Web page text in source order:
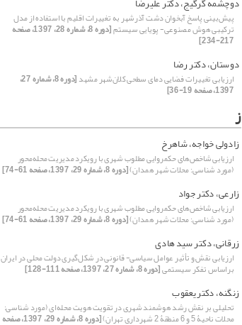
پیش‌بینی پاسخ آبخوان دشت آذرشهر به تغییرات اقلیم با استفاده از مدل
ترکیبی هوش مصنوعی- پویایی سیستم [دوره 8، شماره 28، 1397، صفحه
217-234]
دوستان، دکتر رضا
ارزیابی تغییرات فضایی دمای سطحی کلان‌شهر مشهد [دوره 8، شماره 27،
1397، صفحه 19-36]
ز
زادولی خواجه، شاهرخ
ارزیابی شاخص‌‌‌های حکمروایی مطلوب شهری با رویکرد مدیریت محله‌‌محور
(مورد شناسی: محلات شهر همدان)[دوره 8، شماره 29، 1397، صفحه 61-74]
زارعی، دکتر جواد
ارزیابی شاخص‌‌‌های حکمروایی مطلوب شهری با رویکرد مدیریت محله‌‌محور
(مورد شناسی: محلات شهر همدان)[دوره 8، شماره 29، 1397، صفحه 61-74]
زرقانی، دکتر سید هادی
ارزیابی نقش و تأثیر عوامل سیاسی- قانونی در شکل‌گیری دولت محلی در ایران
بر‌اساس تفکر سیستمی[دوره 8، شماره 27، 1397، صفحه 111-128]
زنگنه، دکتر یعقوب
تحلیلی بر نقش رشد هوشمند شهری در تقویت هویت محله‌‌‌ای (مورد شناسی:
محلات ناحیۀ 5 و 6 منطقۀ 2 شهرداری تهران) [دوره 8، شماره 29، 1397، صفحه